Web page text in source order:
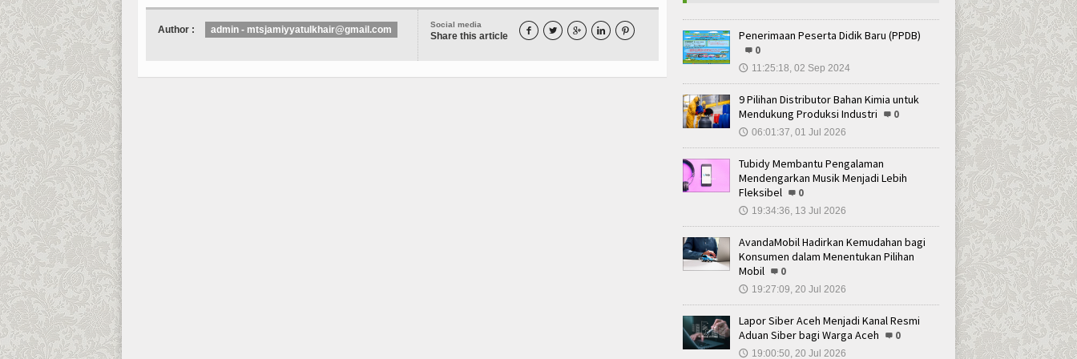
Social media
Share this article     
Author : admin - mtsjamiyyatulkhair@gmail.com Penerimaan Peserta Didik Baru (PPDB)
0
🕔 11:25:18, 02 Sep 2024
9 Pilihan Distributor Bahan Kimia untuk
Mendukung Produksi Industri
0
🕔 06:01:37, 01 Jul 2026
Tubidy Membantu Pengalaman
Mendengarkan Musik Menjadi Lebih
Fleksibel
0
🕔 19:34:36, 13 Jul 2026
AvandaMobil Hadirkan Kemudahan bagi
Konsumen dalam Menentukan Pilihan
Mobil
0
🕔 19:27:09, 20 Jul 2026
Lapor Siber Aceh Menjadi Kanal Resmi
Aduan Siber bagi Warga Aceh
0
🕔 19:00:50, 20 Jul 2026